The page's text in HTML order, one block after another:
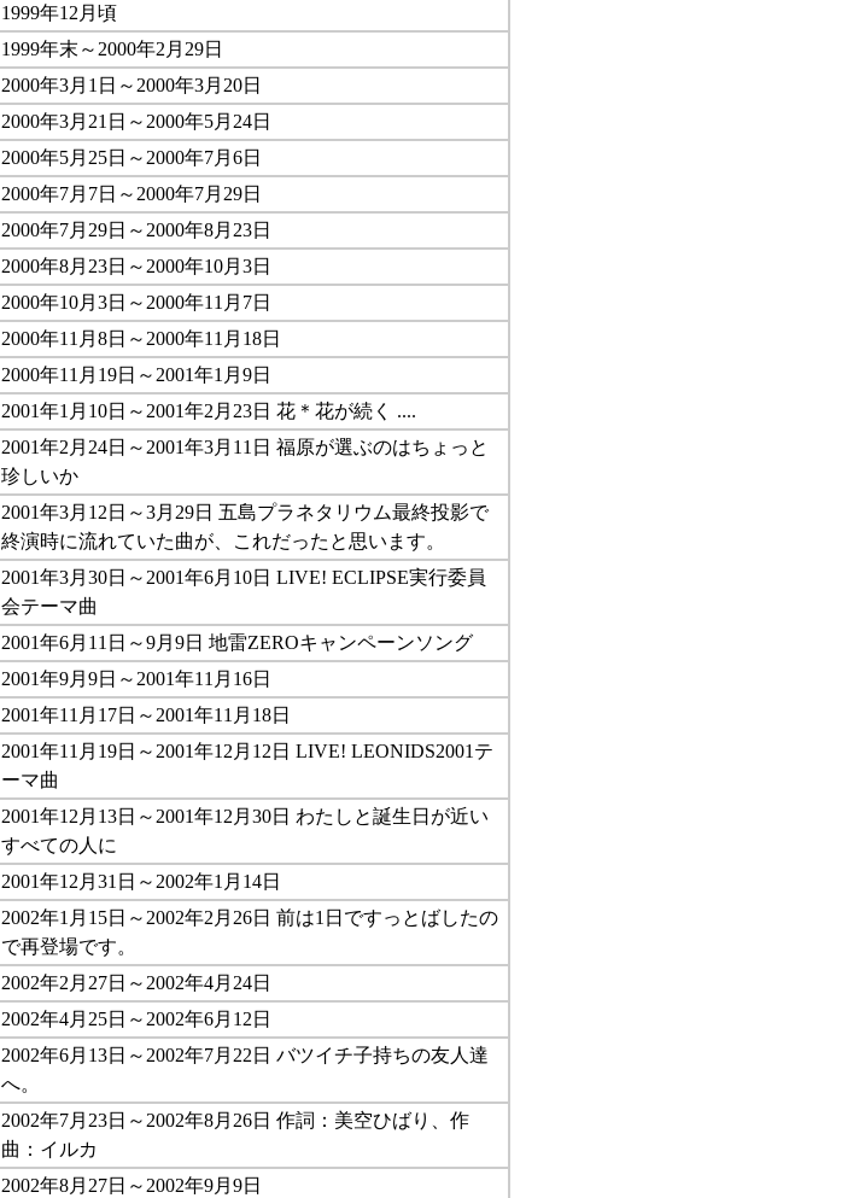
1999年12月頃
1999年末～2000年2月29日
2000年3月1日～2000年3月20日
2000年3月21日～2000年5月24日
2000年5月25日～2000年7月6日
2000年7月7日～2000年7月29日
2000年7月29日～2000年8月23日
2000年8月23日～2000年10月3日
2000年10月3日～2000年11月7日
2000年11月8日～2000年11月18日
2000年11月19日～2001年1月9日
2001年1月10日～2001年2月23日 花＊花が続く ....
2001年2月24日～2001年3月11日 福原が選ぶのはちょっと
珍しいか
2001年3月12日～3月29日 五島プラネタリウム最終投影で
終演時に流れていた曲が、これだったと思います。
2001年3月30日～2001年6月10日 LIVE! ECLIPSE実行委員
会テーマ曲
2001年6月11日～9月9日 地雷ZEROキャンペーンソング
2001年9月9日～2001年11月16日
2001年11月17日～2001年11月18日
2001年11月19日～2001年12月12日 LIVE! LEONIDS2001テ
ーマ曲
2001年12月13日～2001年12月30日 わたしと誕生日が近い
すべての人に
2001年12月31日～2002年1月14日
2002年1月15日～2002年2月26日 前は1日ですっとばしたの
で再登場です。
2002年2月27日～2002年4月24日
2002年4月25日～2002年6月12日
2002年6月13日～2002年7月22日 バツイチ子持ちの友人達
へ。
2002年7月23日～2002年8月26日 作詞：美空ひばり、作
曲：イルカ
2002年8月27日～2002年9月9日